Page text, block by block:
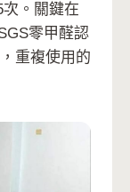
。關鍵在
零甲醛認
重複使用的